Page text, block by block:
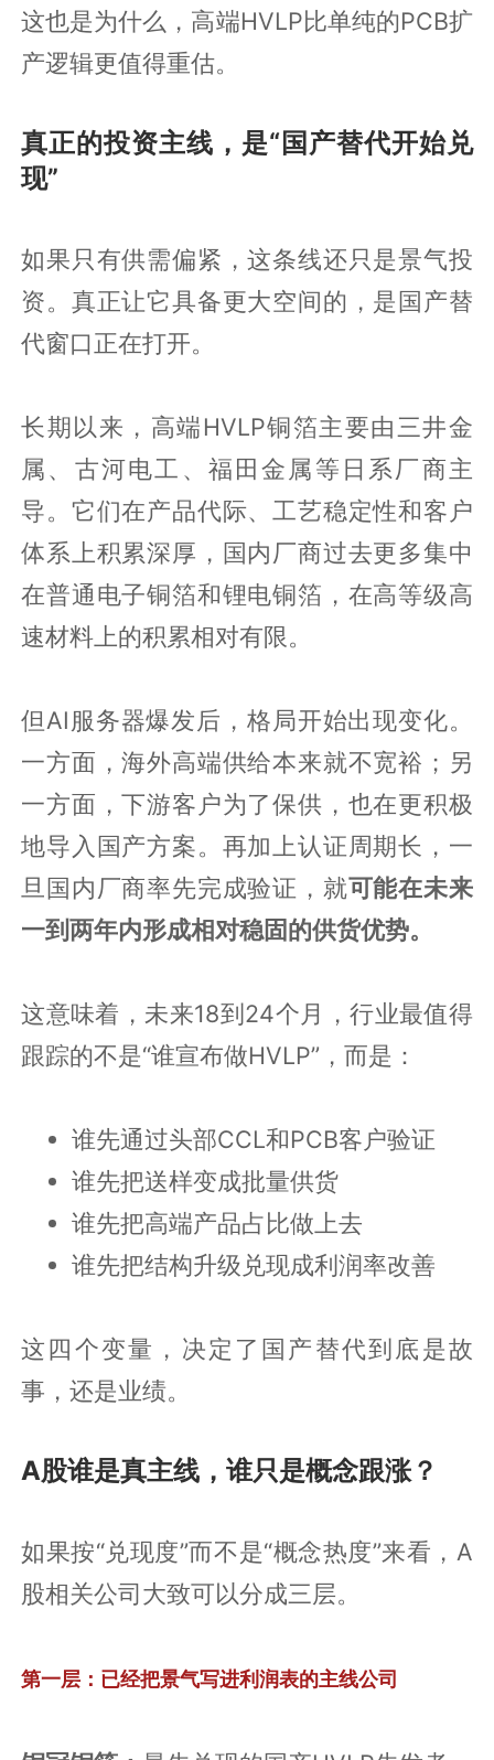
这也是为什么，高端HVLP比单纯的PCB扩
产逻辑更值得重估。
真正的投资主线，是“国产替代开始兑
现”
如果只有供需偏紧，这条线还只是景气投
资。真正让它具备更大空间的，是国产替
代窗口正在打开。
长期以来，高端HVLP铜箔主要由三井金
属、古河电工、福田金属等日系厂商主
导。它们在产品代际、工艺稳定性和客户
体系上积累深厚，国内厂商过去更多集中
在普通电子铜箔和锂电铜箔，在高等级高
速材料上的积累相对有限。
但AI服务器爆发后，格局开始出现变化。
一方面，海外高端供给本来就不宽裕；另
一方面，下游客户为了保供，也在更积极
地导入国产方案。再加上认证周期长，一
旦国内厂商率先完成验证，就可能在未来
一到两年内形成相对稳固的供货优势。
这意味着，未来18到24个月，行业最值得
跟踪的不是“谁宣布做HVLP”，而是：
谁先通过头部CCL和PCB客户验证
谁先把送样变成批量供货
谁先把高端产品占比做上去
谁先把结构升级兑现成利润率改善
这四个变量，决定了国产替代到底是故
事，还是业绩。
A股谁是真主线，谁只是概念跟涨？
如果按“兑现度”而不是“概念热度”来看，A
股相关公司大致可以分成三层。
第一层：已经把景气写进利润表的主线公司